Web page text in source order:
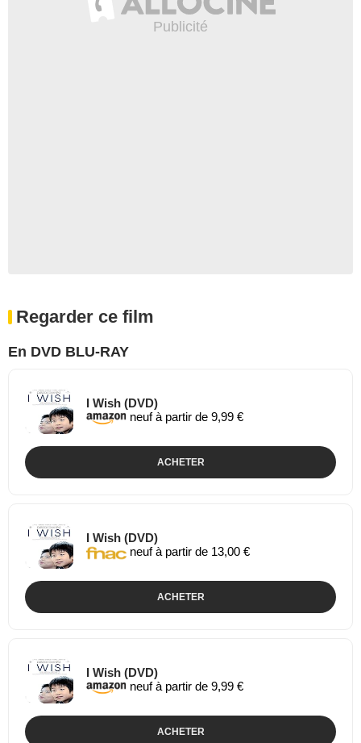
Regarder ce film
En DVD BLU-RAY
I Wish (DVD)
neuf à partir de 9,99 €
ACHETER
I Wish (DVD)
neuf à partir de 13,00 €
ACHETER
I Wish (DVD)
neuf à partir de 9,99 €
ACHETER